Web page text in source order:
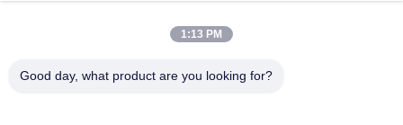
Finde hochwertige Produkte
1:13 PM
Good day, what product are you looking for?